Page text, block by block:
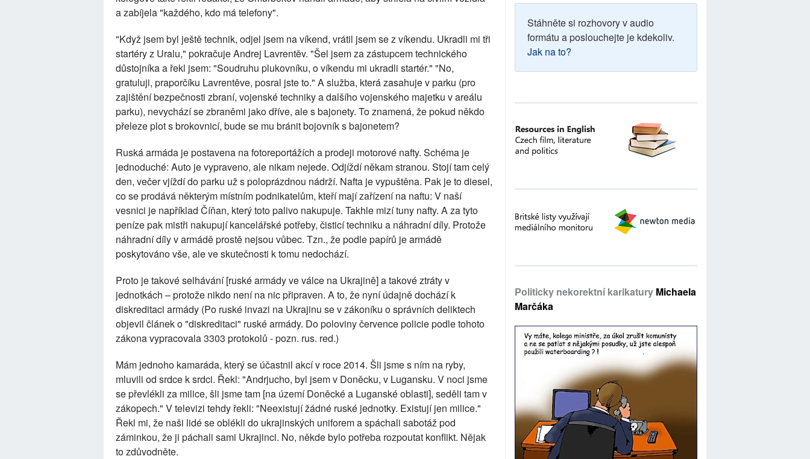
a zabíjela "každého, kdo má telefony".
"Když jsem byl ještě technik, odjel jsem na víkend, vrátil jsem se z víkendu. Ukradli mi tři
startéry z Uralu," pokračuje Andrej Lavrentěv. "Šel jsem za zástupcem technického
důstojníka a řekl jsem: "Soudruhu plukovníku, o víkendu mi ukradli startér." "No,
gratuluji, praporčíku Lavrentěve, posral jste to." A služba, která zasahuje v parku (pro
zajištění bezpečnosti zbraní, vojenské techniky a dalšího vojenského majetku v areálu
parku), nevychází se zbraněmi jako dříve, ale s bajonety. To znamená, že pokud někdo
přeleze plot s brokovnicí, bude se mu bránit bojovník s bajonetem?
Ruská armáda je postavena na fotoreportážích a prodeji motorové nafty. Schéma je
jednoduché: Auto je vypraveno, ale nikam nejede. Odjíždí někam stranou. Stojí tam celý
den, večer vjíždí do parku už s poloprázdnou nádrží. Nafta je vypuštěna. Pak je to diesel,
co se prodává některým místním podnikatelům, kteří mají zařízení na naftu: V naší
vesnici je například Číňan, který toto palivo nakupuje. Takhle mizí tuny nafty. A za tyto
peníze pak mistři nakupují kancelářské potřeby, čisticí techniku ​​a náhradní díly. Protože
náhradní díly v armádě prostě nejsou vůbec. Tzn., že podle papírů je armádě
poskytováno vše, ale ve skutečnosti k tomu nedochází.
Proto je takové selhávání [ruské armády ve válce na Ukrajině] a takové ztráty v
jednotkách – protože nikdo není na nic připraven. A to, že nyní údajně dochází k
diskreditaci armády (Po ruské invazi na Ukrajinu se v zákoníku o správních deliktech
objevil článek o "diskreditaci" ruské armády. Do poloviny července policie podle tohoto
zákona vypracovala 3303 protokolů - pozn. rus. red.)
Mám jednoho kamaráda, který se účastnil akcí v roce 2014. Šli jsme s ním na ryby,
mluvili od srdce k srdci. Řekl: "Andrjucho, byl jsem v Doněcku, v Lugansku. V noci jsme
se převlékli za milice, šli jsme tam [na území Doněcké a Luganské oblasti], seděli tam v
zákopech." V televizi tehdy řekli: "Neexistují žádné ruské jednotky. Existují jen milice."
Řekl mi, že naši lidé se oblékli do ukrajinských uniforem a spáchali sabotáž pod
záminkou, že ji páchali sami Ukrajinci. No, někde bylo potřeba rozpoutat konflikt. Nějak
to zdůvodněte.
Stáhněte si rozhovory v audio
formátu a poslouchejte je kdekoliv.
Jak na to?
Politicky nekorektní karikatury Michaela
Marčáka